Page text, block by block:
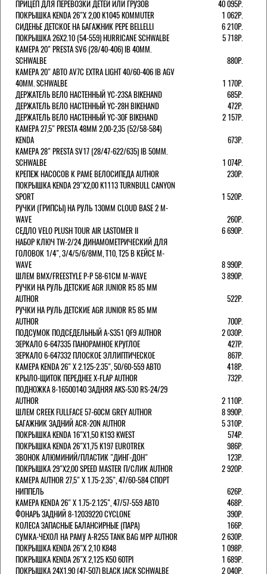
ПРИЦЕП ДЛЯ ПЕРЕВОЗКИ ДЕТЕЙ ИЛИ ГРУЗОВ
40 095Р.
ПОКРЫШКА KENDA 26"Х 2,00 K1045 KOMMUTER
1 062Р.
СИДЕНЬЕ ДЕТСКОЕ НА БАГАЖНИК PEPE BELLELLI
6 210Р.
ПОКРЫШКА 26X2.10 (54-559) HURRICANE SCHWALBE
5 718Р.
КАМЕРА 20" PRESTA SV6 (28/40-406) IB 40MM.
SCHWALBE
880Р.
КАМЕРА 20" АВТО AV7C EXTRA LIGHT 40/60-406 IB AGV
40MM. SCHWALBE
1 170Р.
ДЕРЖАТЕЛЬ ВЕЛО НАСТЕННЫЙ YC-23SA BIKEHAND
685Р.
ДЕРЖАТЕЛЬ ВЕЛО НАСТЕННЫЙ YC-28H BIKEHAND
472Р.
ДЕРЖАТЕЛЬ ВЕЛО НАСТЕННЫЙ YC-30F BIKEHAND
2 157Р.
КАМЕРА 27,5" PRESTA 48ММ 2,00-2,35 (52/58-584)
KENDA
673Р.
КАМЕРА 28" PRESTA SV17 (28/47-622/635) IB 50MM.
SCHWALBE
1 074Р.
КРЕПЕЖ НАСОСОВ К РАМЕ ВЕЛОСИПЕДА AUTHOR
230Р.
ПОКРЫШКА KENDA 29"Х2,00 K1113 TURNBULL CANYON
SPORT
1 520Р.
РУЧКИ (ГРИПСЫ) НА РУЛЬ 130ММ CLOUD BASE 2 M-
WAVE
260Р.
СЕДЛО VELO PLUSH TOUR AIR LASTOMER II
6 690Р.
НАБОР КЛЮЧ TW-2/24 ДИНАМОМЕТРИЧЕСКИЙ ДЛЯ
ГОЛОВОК 1/4", 3/4/5/6/8ММ, T10, T25 В КЕЙСЕ M-
WAVE
8 990Р.
ШЛЕМ ВМХ/FREESTYLE Р-Р 58-61СМ M-WAVE
3 890Р.
РУЧКИ НА РУЛЬ ДЕТСКИЕ AGR JUNIOR R5 85 ММ
AUTHOR
522Р.
РУЧКИ НА РУЛЬ ДЕТСКИЕ AGR JUNIOR R5 85 ММ
AUTHOR
700Р.
ПОДСУМОК ПОДСЕДЕЛЬНЫЙ A-S351 QF9 AUTHOR
2 030Р.
ЗЕРКАЛО 6-647335 ПАНОРАМНОЕ КРУГЛОЕ
427Р.
ЗЕРКАЛО 6-647332 ПЛОСКОЕ ЭЛЛИПТИЧЕСКОЕ
867Р.
КАМЕРА KENDA 26" Х 2.125-2.35", 50/60-559 АВТО
418Р.
КРЫЛО-ЩИТОК ПЕРЕДНЕЕ X-FLAP AUTHOR
732Р.
ПОДНОЖКА 8-16500140 ЗАДНЯЯ AKS-530 RS-24/29
AUTHOR
2 110Р.
ШЛЕМ CREEK FULLFACE 57-60СМ GREY AUTHOR
8 990Р.
БАГАЖНИК ЗАДНИЙ ACR-20N AUTHOR
5 310Р.
ПОКРЫШКА KENDA 16"Х1,50 K193 KWEST
574Р.
ПОКРЫШКА KENDA 26"Х1,75 K197 EUROTREK
986Р.
ЗВОНОК АЛЮМИНИЙ/ПЛАСТИК "ДИНГ-ДОН"
123Р.
ПОКРЫШКА 29"Х2,00 SPEED MASTER П/СЛИК AUTHOR
2 920Р.
КАМЕРА AUTHOR 27,5" Х 1.75-2.35", 47/60-584 СПОРТ
НИППЕЛЬ
626Р.
КАМЕРА KENDA 26" Х 1.75-2.125", 47/57-559 АВТО
468Р.
ФОНАРЬ ЗАДНИЙ 8-12039220 CYCLONE
390Р.
КОЛЕСА ЗАПАСНЫЕ БАЛАНСИРНЫЕ (ПАРА)
166Р.
CУМКА-ЧЕХОЛ НА РАМУ A-R255 TANK BAG MPP AUTHOR
2 630Р.
ПОКРЫШКА KENDA 26"Х 2,10 K848
1 098Р.
ПОКРЫШКА KENDA 26"Х 2,125 K50 60TPI
1 689Р.
ПОКРЫШКА 24X1.90 (47-507) BLACK JACK SCHWALBE
2 040Р.